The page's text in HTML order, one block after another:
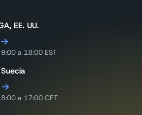
EE. UU.
a 18:00 EST
a 17:00 CET